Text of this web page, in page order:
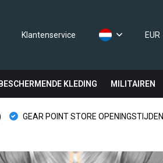
Klantenservice EUR
BESCHERMENDE KLEDING MILITAIREN
GEAR POINT STORE OPENINGSTIJDEN